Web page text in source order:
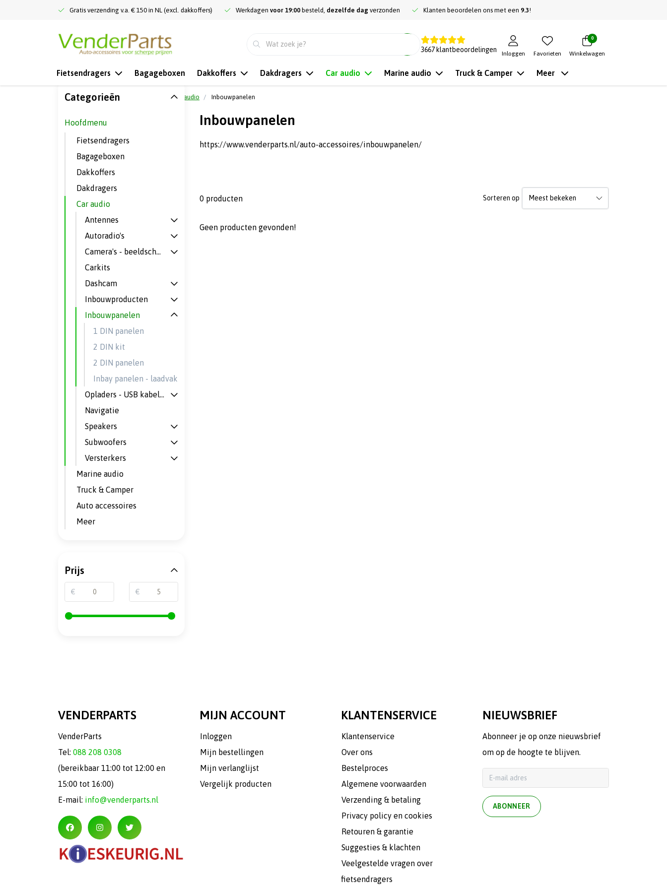
Gratis verzending v.a. € 150 in NL (excl. dakkoffers) Werkdagen voor 19:00 besteld, dezelfde dag verzonden Klanten beoordelen ons met een 9.3!
3667 klantbeoordelingen
Inloggen Favorieten
0
Winkelwagen
Fietsendragers Bagageboxen Dakkoffers Dakdragers Car audio Marine audio Truck & Camper Meer
Terug naar home Car audio Inbouwpanelen
Inbouwpanelen
https://www.venderparts.nl/auto-accessoires/inbouwpanelen/
0 producten Sorteren op
Geen producten gevonden!
Categorieën
Hoofdmenu
Fietsendragers
Bagageboxen
Dakkoffers
Dakdragers
Car audio
Antennes
Autoradio's
Camera's - beeldschermen
Carkits
Dashcam
Inbouwproducten
Inbouwpanelen
1 DIN panelen
2 DIN kit
2 DIN panelen
Inbay panelen - laadvakken
Opladers - USB kabels - omvormers
Navigatie
Speakers
Subwoofers
Versterkers
Marine audio
Truck & Camper
Auto accessoires
Meer
Prijs
€ €
VENDERPARTS
VenderParts
Tel: 088 208 0308
(bereikbaar 11:00 tot 12:00 en
15:00 tot 16:00)
E-mail: info@venderparts.nl
MIJN ACCOUNT
Inloggen
Mijn bestellingen
Mijn verlanglijst
Vergelijk producten
KLANTENSERVICE
Klantenservice
Over ons
Bestelproces
Algemene voorwaarden
Verzending & betaling
Privacy policy en cookies
Retouren & garantie
Suggesties & klachten
Veelgestelde vragen over
fietsendragers
NIEUWSBRIEF
Abonneer je op onze nieuwsbrief
om op de hoogte te blijven.
ABONNEER